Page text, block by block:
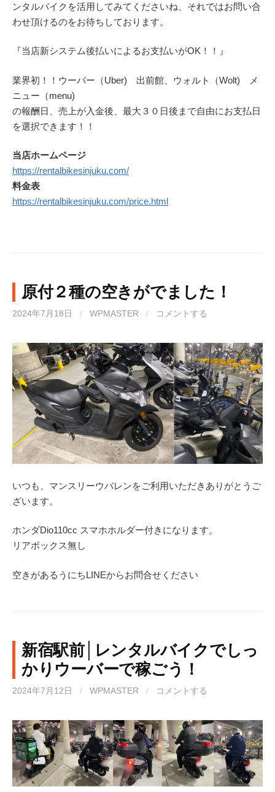
ンタルバイクを活用してみてくださいね、それではお問い合
わせ頂けるのをお待ちしております。
『当店新システム後払いによるお支払いがOK！！』
業界初！！ウーバー（Uber) 出前館、ウォルト（Wolt) メ
ニュー（menu)
の報酬日、売上が入金後、最大３０日後まで自由にお支払日
を選択できます！！
当店ホームページ
https://rentalbikesinjuku.com/
料金表
https://rentalbikesinjuku.com/price.html
原付２種の空きがでました！
2024年7月18日 / WPMASTER / コメントする
いつも、マンスリーウバレンをご利用いただきありがとうご
ざいます。
ホンダDio110cc スマホホルダー付きになります。
リアボックス無し
空きがあるうにちLINEからお問合せください
新宿駅前│レンタルバイクでしっ
かりウーバーで稼ごう！
2024年7月12日 / WPMASTER / コメントする